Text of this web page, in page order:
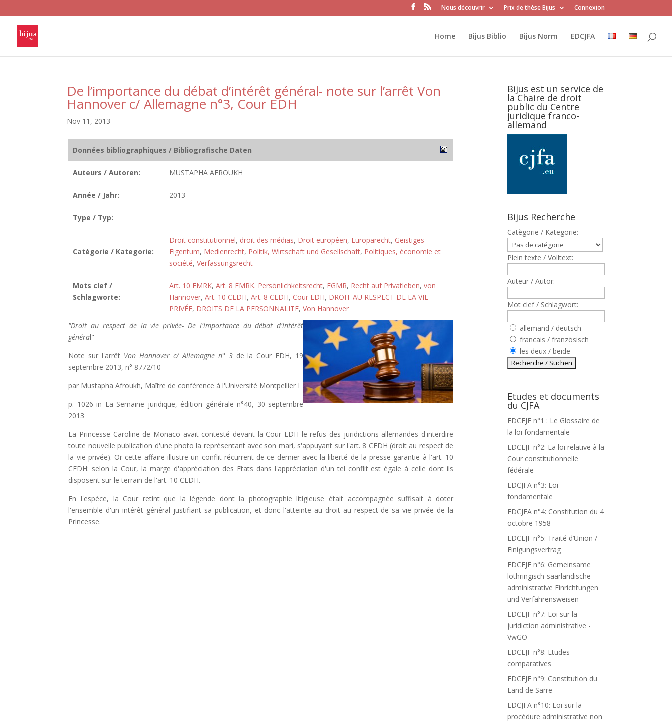
Nous découvrir Prix de thèse Bijus Connexion
Home Bijus Biblio Bijus Norm EDCJFA
De l’importance du débat d’intérêt général- note sur l’arrêt Von
Hannover c/ Allemagne n°3, Cour EDH
Nov 11, 2013
Données bibliographiques / Bibliografische Daten
Auteurs / Autoren: MUSTAPHA AFROUKH
Année / Jahr: 2013
Type / Typ:
Catégorie / Kategorie:
Droit constitutionnel, droit des médias, Droit européen, Europarecht, Geistiges
Eigentum, Medienrecht, Politik, Wirtschaft und Gesellschaft, Politiques, économie et
société, Verfassungsrecht
Mots clef /
Schlagworte:
Art. 10 EMRK, Art. 8 EMRK. Persönlichkeitsrecht, EGMR, Recht auf Privatleben, von
Hannover, Art. 10 CEDH, Art. 8 CEDH, Cour EDH, DROIT AU RESPECT DE LA VIE
PRIVÉE, DROITS DE LA PERSONNALITE, Von Hannover
"Droit au respect de la vie privée- De l'importance du débat d'intérêt
général"
Note sur l'arrêt Von Hannover c/ Allemagne n° 3de la Cour EDH, 19
septembre 2013, n° 8772/10
par Mustapha Afroukh, Maître de conférence à l'Université Montpellier I
p. 1026 in La Semaine juridique, édition générale n°40, 30 septembre
2013
La Princesse Caroline de Monaco avait contesté devant la Cour EDH le refus des juridictions allemandes d'interdire
toute nouvelle publication d'une photo la représentant avec son mari, s'appuyant sur l'art. 8 CEDH (droit au respect de
la vie privée). Or cette affaire illustre un conflit récurrent de ce dernier avec la liberté de la presse garantie à l'art. 10
CEDH: selon la Cour, la marge d'appréciation des Etats dans l'appréciation d'un tel conflit est égale à celle dont ils
disposent sur le terrain de l'art. 10 CEDH.
En l'espèce, la Cour retint que la légende dont la photographie litigieuse était accompagnée suffisait à doter
l'ensemble d'un intérêt général justifiant sa publication, et donc l'atteinte au droit au respect de sa vie privée de la
Princesse.
Bijus est un service de
la Chaire de droit
public du Centre
juridique franco-
allemand
Bijus Recherche
Catègorie / Kategorie:
Plein texte / Volltext:
Auteur / Autor:
Mot clef / Schlagwort:
allemand / deutsch
francais / französisch
les deux / beide
Etudes et documents
du CJFA
EDCEJF n°1 : Le Glossaire de
la loi fondamentale
EDCEJF n°2: La loi relative à la
Cour constitutionnelle
fédérale
EDCJFA n°3: Loi
fondamentale
EDCJFA n°4: Constitution du 4
octobre 1958
EDCEJF n°5: Traité d’Union /
Einigungsvertrag
EDCEJF n°6: Gemeinsame
lothringisch-saarländische
administrative Einrichtungen
und Verfahrensweisen
EDCEJF n°7: Loi sur la
juridiction administrative -
VwGO-
EDCEJF n°8: Etudes
comparatives
EDCEJF n°9: Constitution du
Land de Sarre
EDCJFA n°10: Loi sur la
procédure administrative non